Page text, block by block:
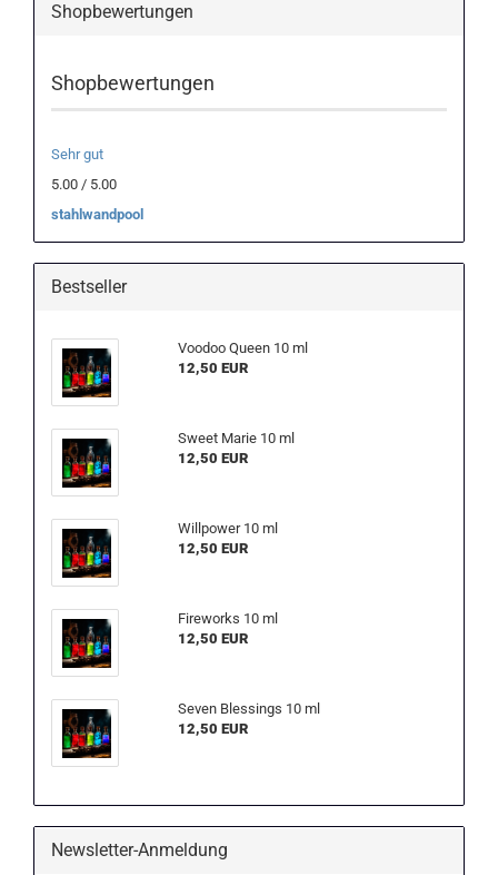
Shopbewertungen
Shopbewertungen
Sehr gut
5.00 / 5.00
stahlwandpool
Bestseller
Voodoo Queen 10 ml
12,50 EUR
Sweet Marie 10 ml
12,50 EUR
Willpower 10 ml
12,50 EUR
Fireworks 10 ml
12,50 EUR
Seven Blessings 10 ml
12,50 EUR
Newsletter-Anmeldung